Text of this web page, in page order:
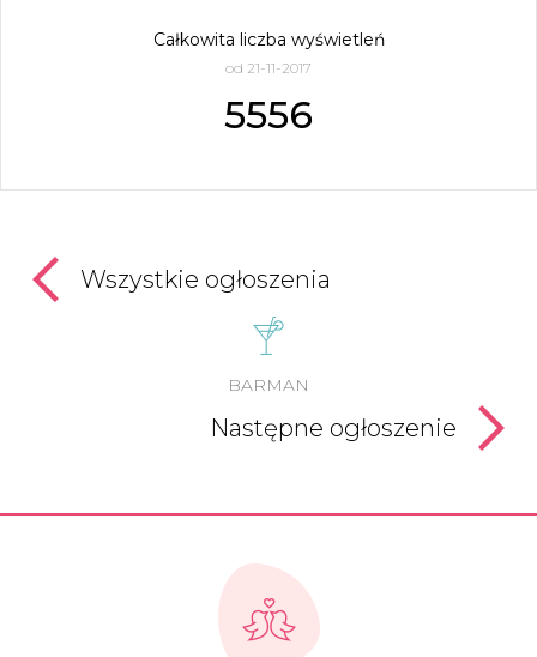
Całkowita liczba wyświetleń
od 21-11-2017
5556
Wszystkie ogłoszenia
BARMAN
Następne ogłoszenie